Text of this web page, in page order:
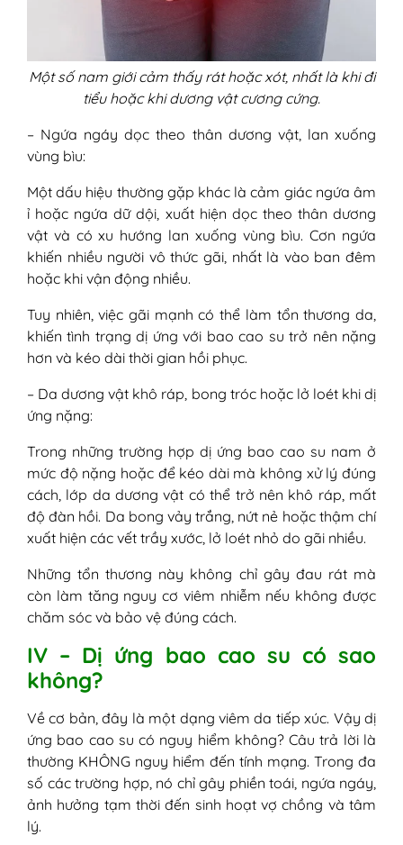
Một số nam giới cảm thấy rát hoặc xót, nhất là khi đi
tiểu hoặc khi dương vật cương cứng.
– Ngứa ngáy dọc theo thân dương vật, lan xuống
vùng bìu:
Một dấu hiệu thường gặp khác là cảm giác ngứa âm
ỉ hoặc ngứa dữ dội, xuất hiện dọc theo thân dương
vật và có xu hướng lan xuống vùng bìu. Cơn ngứa
khiến nhiều người vô thức gãi, nhất là vào ban đêm
hoặc khi vận động nhiều.
Tuy nhiên, việc gãi mạnh có thể làm tổn thương da,
khiến tình trạng dị ứng với bao cao su trở nên nặng
hơn và kéo dài thời gian hồi phục.
– Da dương vật khô ráp, bong tróc hoặc lở loét khi dị
ứng nặng:
Trong những trường hợp dị ứng bao cao su nam ở
mức độ nặng hoặc để kéo dài mà không xử lý đúng
cách, lớp da dương vật có thể trở nên khô ráp, mất
độ đàn hồi. Da bong vảy trắng, nứt nẻ hoặc thậm chí
xuất hiện các vết trầy xước, lở loét nhỏ do gãi nhiều.
Những tổn thương này không chỉ gây đau rát mà
còn làm tăng nguy cơ viêm nhiễm nếu không được
chăm sóc và bảo vệ đúng cách.
IV – Dị ứng bao cao su có sao
không?
Về cơ bản, đây là một dạng viêm da tiếp xúc. Vậy dị
ứng bao cao su có nguy hiểm không? Câu trả lời là
thường KHÔNG nguy hiểm đến tính mạng. Trong đa
số các trường hợp, nó chỉ gây phiền toái, ngứa ngáy,
ảnh hưởng tạm thời đến sinh hoạt vợ chồng và tâm
lý.